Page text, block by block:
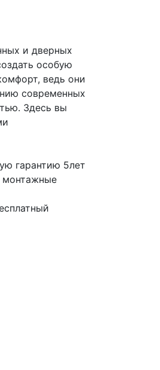
и дверных
особую
ведь они
современных
Здесь вы
гарантию 5лет
монтажные